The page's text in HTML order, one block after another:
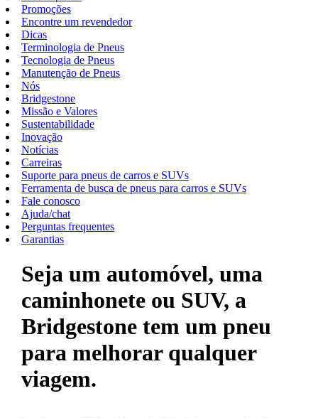
Promoções
Encontre um revendedor
Dicas
Terminologia de Pneus
Tecnologia de Pneus
Manutenção de Pneus
Nós
Bridgestone
Missão e Valores
Sustentabilidade
Inovação
Notícias
Carreiras
Suporte para pneus de carros e SUVs
Ferramenta de busca de pneus para carros e SUVs
Fale conosco
Ajuda/chat
Perguntas frequentes
Garantias
Seja um automóvel, uma
caminhonete ou SUV, a
Bridgestone tem um pneu
para melhorar qualquer
viagem.